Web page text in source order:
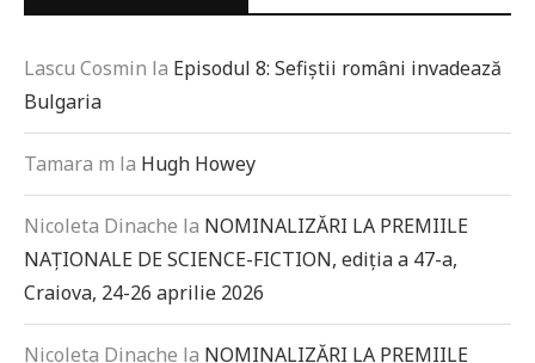
Lascu Cosmin la Episodul 8: Sefiștii români invadează
Bulgaria
Tamara m la Hugh Howey
Nicoleta Dinache la NOMINALIZĂRI LA PREMIILE
NAȚIONALE DE SCIENCE-FICTION, ediția a 47-a,
Craiova, 24-26 aprilie 2026
Nicoleta Dinache la NOMINALIZĂRI LA PREMIILE